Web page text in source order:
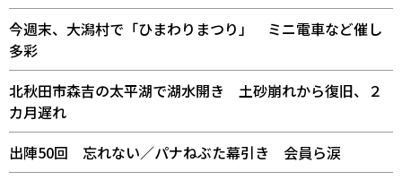
今週末、大潟村で「ひまわりまつり」 ミニ電車など催し
多彩
北秋田市森吉の太平湖で湖水開き 土砂崩れから復旧、２
カ月遅れ
出陣50回 忘れない／パナねぶた幕引き 会員ら涙